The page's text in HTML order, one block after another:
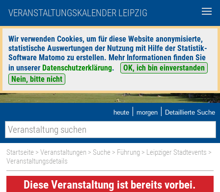
VERANSTALTUNGSKALENDER LEIPZIG
Wir verwenden Cookies, um für diese Website anonymisierte,
statistische Auswertungen der Nutzung mit Hilfe der Statistik-
Software Matomo zu erstellen. Mehr Informationen finden Sie
in unserer Datenschutzerklärung.
OK, ich bin einverstanden
Nein, bitte nicht
heute | morgen | Detaillierte Suche
Startseite >Veranstaltungen > Suche > Führung > Leipziger Stadtevents >
Veranstaltungsdetails
Diese Veranstaltung ist bereits vorbei.